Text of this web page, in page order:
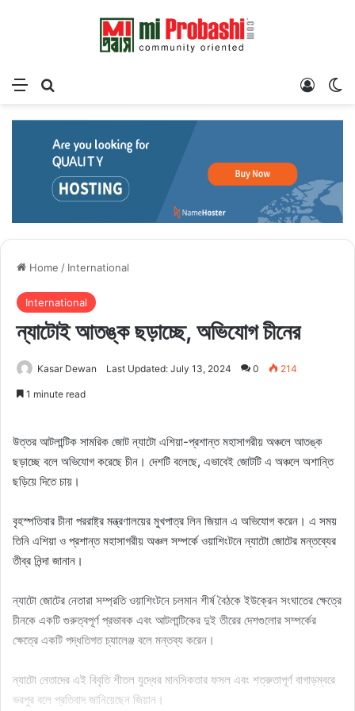
Menu Log In
Home / International
International
ন্যাটোই আতঙ্ক ছড়াচ্ছে, অভিযোগ চীনের
Kasar Dewan Last Updated: July 13, 2024 0 214
1 minute read
উত্তর আটলান্টিক সামরিক জোট ন্যাটো এশিয়া-প্রশান্ত মহাসাগরীয় অঞ্চলে আতঙ্ক
ছড়াচ্ছে বলে অভিযোগ করেছে চীন। দেশটি বলেছে, এভাবেই জোটটি এ অঞ্চলে অশান্তি
ছড়িয়ে দিতে চায়।
বৃহস্পতিবার চীনা পররাষ্ট্র মন্ত্রণালয়ের মুখপাত্র লিন জিয়ান এ অভিযোগ করেন। এ সময়
তিনি এশিয়া ও প্রশান্ত মহাসাগরীয় অঞ্চল সম্পর্কে ওয়াশিংটনে ন্যাটো জোটের মন্তব্যের
তীব্র নিন্দা জানান।
ন্যাটো জোটের নেতারা সম্প্রতি ওয়াশিংটনে চলমান শীর্ষ বৈঠকে ইউক্রেন সংঘাতের ক্ষেত্রে
চীনকে একটি গুরুত্বপূর্ণ প্রভাবক এবং আটলান্টিকের দুই তীরের দেশগুলোর সম্পর্কের
ক্ষেত্রে একটি পদ্ধতিগত চ্যালেঞ্জ বলে মন্তব্য করেন।
ন্যাটো নেতাদের এই বিবৃতি শীতল যুদ্ধের মানসিকতার ফসল এবং শত্রুতাপূর্ণ বাগাড়ম্বরে
ভরপুর বলে প্রতিবাদ জানিয়েছেন জিয়ান।